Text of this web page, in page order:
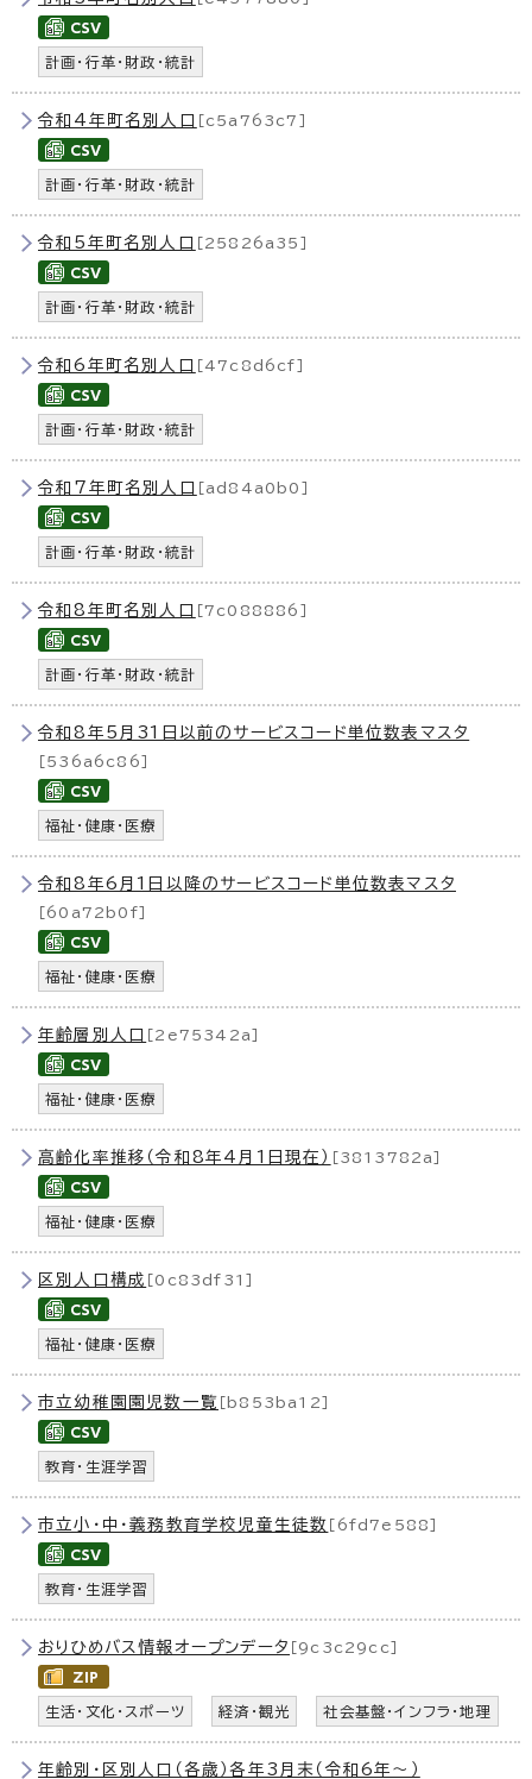
計画・行革・財政・統計
令和4年町名別人口 ［c5a763c7］
計画・行革・財政・統計
令和5年町名別人口 ［25826a35］
計画・行革・財政・統計
令和6年町名別人口 ［47c8d6cf］
計画・行革・財政・統計
令和7年町名別人口 ［ad84a0b0］
計画・行革・財政・統計
令和8年町名別人口 ［7c088886］
計画・行革・財政・統計
令和8年5月31日以前のサービスコード単位数表マスタ
［536a6c86］
福祉・健康・医療
令和8年6月1日以降のサービスコード単位数表マスタ
［60a72b0f］
福祉・健康・医療
年齢層別人口 ［2e75342a］
福祉・健康・医療
高齢化率推移（令和8年4月1日現在） ［3813782a］
福祉・健康・医療
区別人口構成 ［0c83df31］
福祉・健康・医療
市立幼稚園園児数一覧 ［b853ba12］
教育・生涯学習
市立小・中・義務教育学校児童生徒数 ［6fd7e588］
教育・生涯学習
おりひめバス情報オープンデータ ［9c3c29cc］
生活・文化・スポーツ 経済・観光 社会基盤・インフラ・地理
年齢別・区別人口（各歳）各年3月末（令和6年〜）